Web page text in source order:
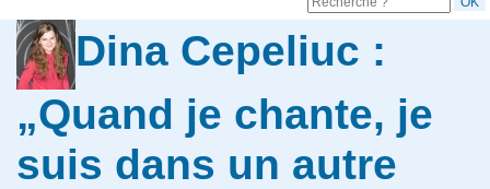
Dina Cepeliuc :
„Quand je chante, je
suis dans un autre